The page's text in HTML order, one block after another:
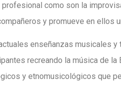
como son la
y promueve en ellos
enseñanzas musicales y
recreando la música de la
y etnomusicológicos que